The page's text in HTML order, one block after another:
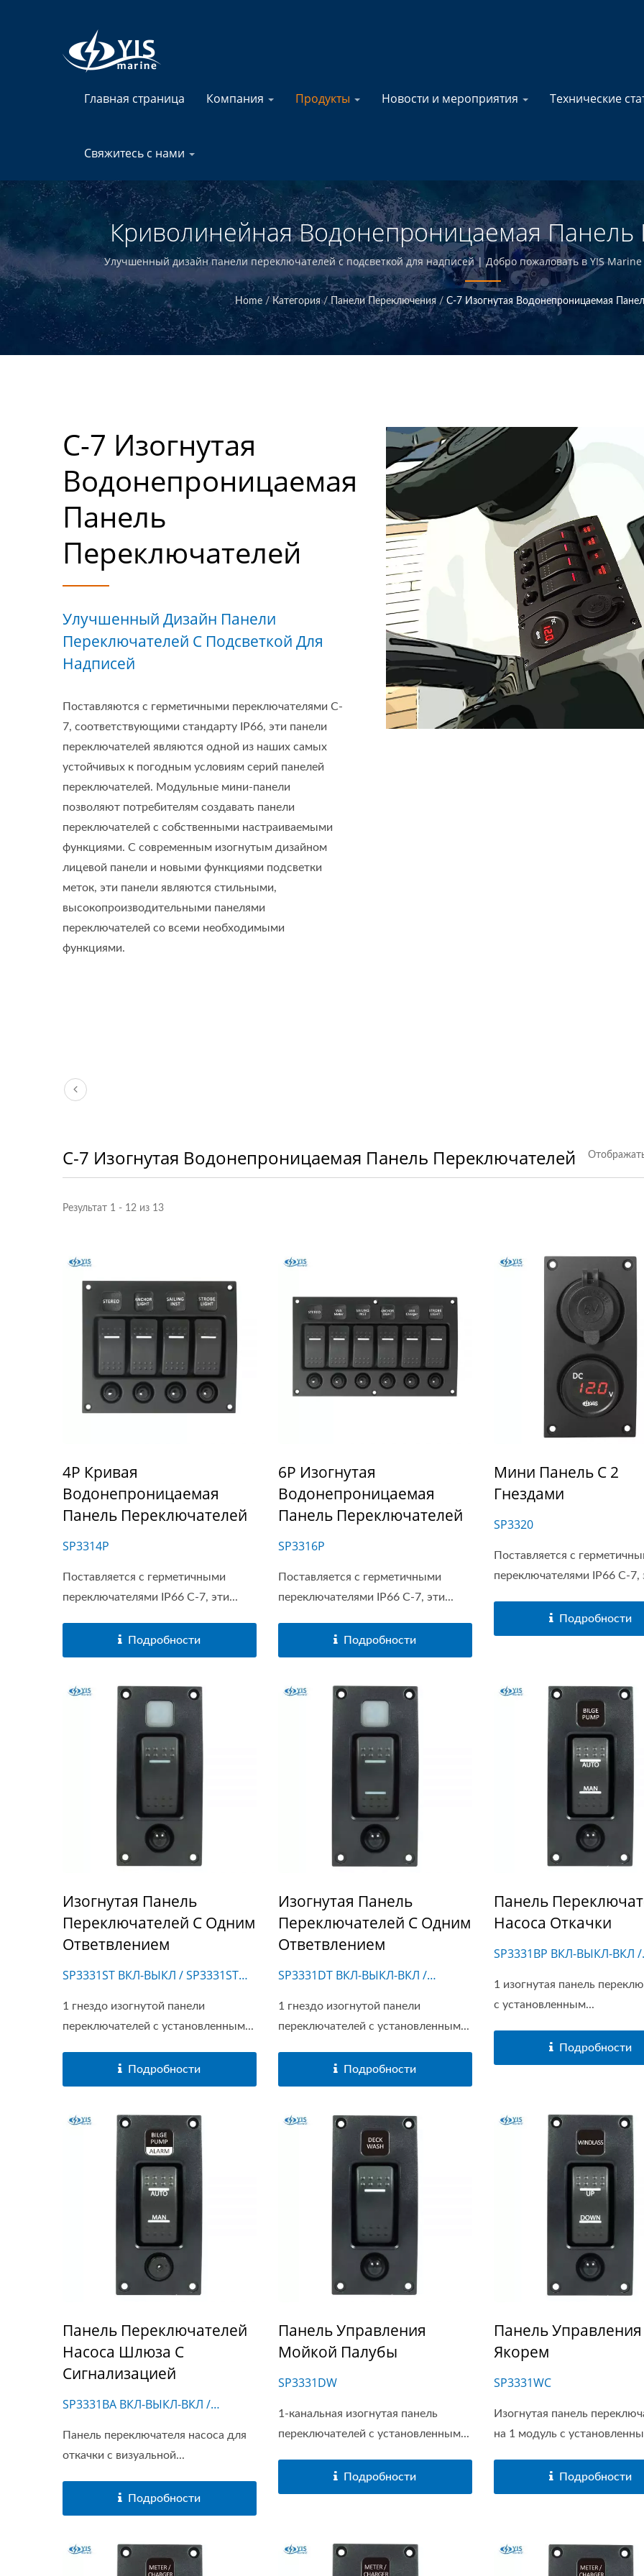
Главная страница Компания Продукты Новости и мероприятия Технические
Свяжитесь с нами
Криволинейная Водонепроницаемая Панель
Блоки Предохранителей Для Морской
Производитель Морской
Улучшенный дизайн панели переключателей с подсветкой для надписей | Добро пожаловать в YIS Marine
Тайване.
Home / Категория / Панели Переключения / C-7 Изогнутая Водонепроницаемая
C-7 Изогнутая
Водонепроницаемая
Панель
Переключателей
Улучшенный Дизайн Панели
Переключателей С Подсветкой Для
Надписей
Поставляются с герметичными переключателями C-
7, соответствующими стандарту IP66, эти панели
переключателей являются одной из наших самых
устойчивых к погодным условиям серий панелей
переключателей. Модульные мини-панели
позволяют потребителям создавать панели
переключателей с собственными настраиваемыми
функциями. С современным изогнутым дизайном
лицевой панели и новыми функциями подсветки
меток, эти панели являются стильными,
высокопроизводительными панелями
переключателей со всеми необходимыми
функциями.
C-7 Изогнутая Водонепроницаемая Панель Переключателей
Результат 1 - 12 из 13
4P Кривая
Водонепроницаемая
Панель Переключателей
SP3314P
Поставляется с герметичными
переключателями IP66 C-7, эти...
Подробности
6P Изогнутая
Водонепроницаемая
Панель Переключателей
SP3316P
Поставляется с герметичными
переключателями IP66 C-7, эти...
Подробности
Мини Панель С 2
Гнездами
SP3320
Поставляется с
переключателями IP66 C-7,
Подробности
Изогнутая Панель
Переключателей С Одним
Ответвлением
SP3331ST ВКЛ-ВЫКЛ / SP3331STM
1 гнездо изогнутой панели
переключателей с установленным...
Подробности
Изогнутая Панель
Переключателей С Одним
Ответвлением
SP3331DT ВКЛ-ВЫКЛ-ВКЛ /
SP3331DTM2 (ВКЛ)-ВЫКЛ-(ВКЛ)
1 гнездо изогнутой панели
переключателей с установленным...
Подробности
Панель
Насоса Откачки
SP3331BP ВКЛ-ВЫКЛ-ВКЛ /
1 изогнутая панель
с установленным...
Подробности
Панель Переключателей
Насоса Шлюза С
Сигнализацией
SP3331BA ВКЛ-ВЫКЛ-ВКЛ /
Панель переключателя насоса для
откачки с визуальной...
Подробности
Панель Управления
Мойкой Палубы
SP3331DW
1-канальная изогнутая панель
переключателей с установленным...
Подробности
Панель Управления
Якорем
SP3331WC
Изогнутая панель
на 1 модуль с
Подробности
Серия Главных
Серия USB Зарядных
Серия Главных